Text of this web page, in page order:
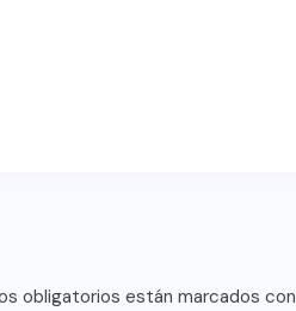
obligatorios están marcados con